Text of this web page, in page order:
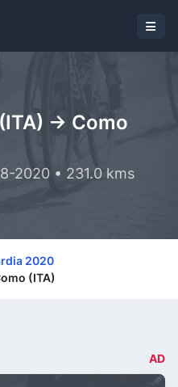
-> Como
2020 • 231.0 kms
2020
(ITA)
AD